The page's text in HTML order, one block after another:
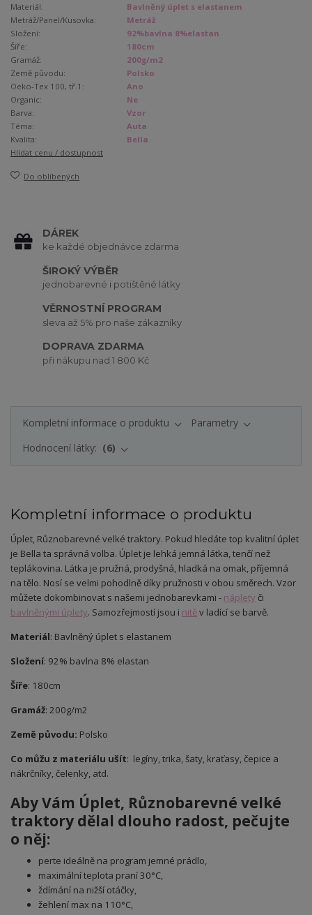
Materiál:
Bavlněný úplet s elastanem
Metráž/Panel/Kusovka:
Metráž
Složení:
92%bavlna 8%elastan
Šíře:
180cm
Gramáž:
200g/m2
Země původu:
Polsko
Oeko-Tex 100, tř.1:
Ano
Organic:
Ne
Barva:
Vzor
Téma:
Auta
Kvalita:
Bella
Hlídat cenu / dostupnost
Do oblíbených
DÁREK
ke každé objednávce zdarma
ŠIROKÝ VÝBĚR
jednobarevné i potištěné látky
VĚRNOSTNÍ PROGRAM
sleva až 5% pro naše zákazníky
DOPRAVA ZDARMA
při nákupu nad 1 800 Kč
Kompletní informace o produktu
Parametry
Hodnocení látky:
6
Kompletní informace o produktu
Úplet, Různobarevné velké traktory. Pokud hledáte top kvalitní úplet
je Bella ta správná volba. Úplet je lehká jemná látka, tenčí než
teplákovina. Látka je pružná, prodyšná, hladká na omak, příjemná
na tělo. Nosí se velmi pohodlně díky pružnosti v obou směrech. Vzor
můžete dokombinovat s našemi jednobarevkami - náplety či
bavlněnými úplety. Samozřejmostí jsou i nitěv ladící se barvě.
Materiál: Bavlněný úplet s elastanem
Složení: 92% bavlna 8% elastan
Šíře: 180cm
Gramáž: 200g/m2
Země původu: Polsko
Co můžu z materiálu ušít: legíny, trika, šaty, kraťasy, čepice a
nákrčníky, čelenky, atd.
Aby Vám Úplet, Různobarevné velké
traktory dělal dlouho radost, pečujte
o něj:
perte ideálně na program jemné prádlo,
maximální teplota praní 30°C,
ždímání na nižší otáčky,
žehlení max na 110°C,